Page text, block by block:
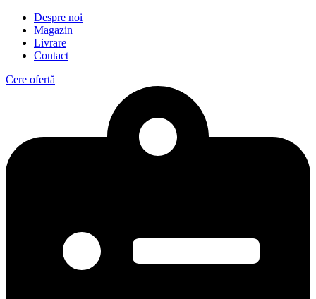
Despre noi
Magazin
Livrare
Contact
Cere ofertă